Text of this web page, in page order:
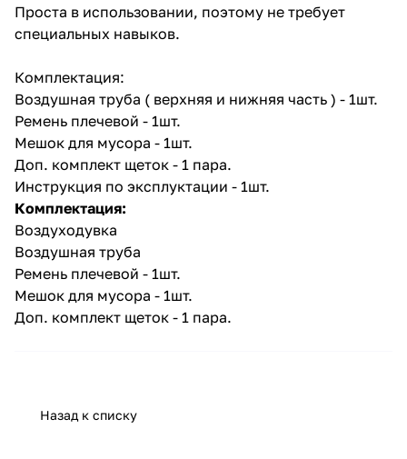
Проста в использовании, поэтому не требует
специальных навыков.
Комплектация:
Воздушная труба ( верхняя и нижняя часть ) - 1шт.
Ремень плечевой - 1шт.
Мешок для мусора - 1шт.
Доп. комплект щеток - 1 пара.
Инструкция по эксплуктации - 1шт.
Комплектация:
Воздуходувка
Воздушная труба
Ремень плечевой - 1шт.
Мешок для мусора - 1шт.
Доп. комплект щеток - 1 пара.
Назад к списку